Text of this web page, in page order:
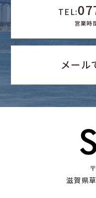
TEL:
営業時
メール
滋賀県